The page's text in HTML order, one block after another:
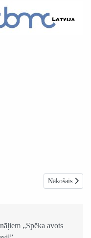
veselībasNākamais
Nākošais
„Spēka avots